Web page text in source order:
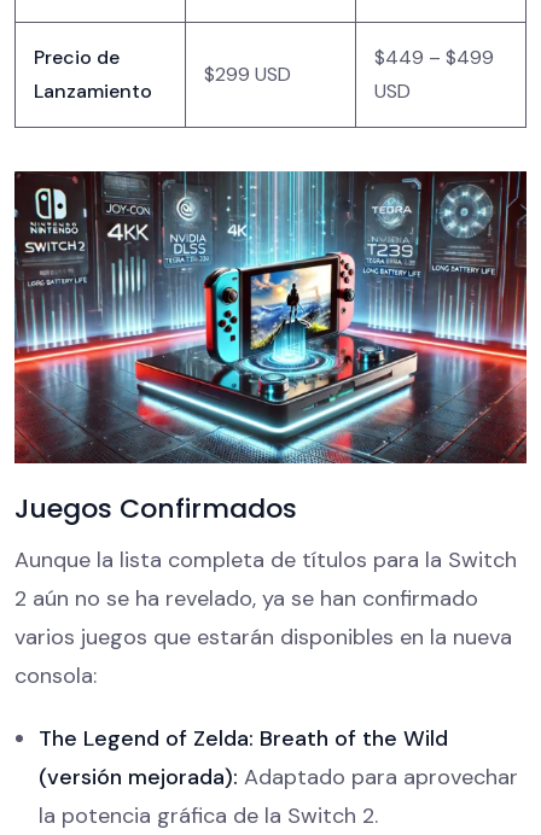
Precio de
Lanzamiento
$299 USD
$449 – $499
USD
Juegos Confirmados
Aunque la lista completa de títulos para la Switch
2 aún no se ha revelado, ya se han confirmado
varios juegos que estarán disponibles en la nueva
consola:
The Legend of Zelda: Breath of the Wild
(versión mejorada): Adaptado para aprovechar
la potencia gráfica de la Switch 2.